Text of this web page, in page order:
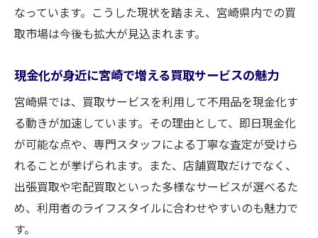
買取ターゲットを見極めて高価売却を目指
す方法
の特徴
損しないための宮崎県買取ターゲット選び
の着眼点
ブランド品や貴金属の買取ターゲット最適
化術
宮崎の買取で利益を最大化するターゲット
戦略
なっています。こうした現状を踏まえ、宮崎県内での買
取市場は今後も拡大が見込まれます。
現金化が身近に宮崎で増える買取サービスの魅力
宮崎県では、買取サービスを利用して不用品を現金化す
る動きが加速しています。その理由として、即日現金化
が可能な点や、専門スタッフによる丁寧な査定が受けら
れることが挙げられます。また、店舗買取だけでなく、
出張買取や宅配買取といった多様なサービスが選べるた
め、利用者のライフスタイルに合わせやすいのも魅力で
す。